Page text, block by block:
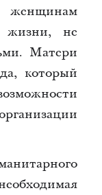
жизни, не
Матери
который